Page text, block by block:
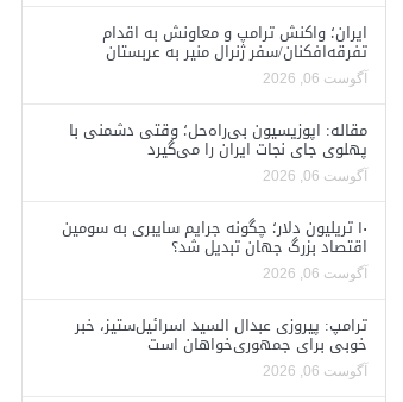
ایران؛ واکنش ترامپ و معاونش به اقدام
تفرقه‌افکنان/سفر ژنرال منیر به عربستان
آگوست 06, 2026
مقاله: اپوزیسیون بی‌راه‌حل؛ وقتی دشمنی با
پهلوی جای نجات ایران را می‌گیرد
آگوست 06, 2026
۱۰ تریلیون دلار؛ چگونه جرایم سایبری به سومین
اقتصاد بزرگ جهان تبدیل شد؟
آگوست 06, 2026
ترامپ: پیروزی عبدال السید اسرائیل‌ستیز، خبر
خوبی برای جمهوری‌خواهان است
آگوست 06, 2026